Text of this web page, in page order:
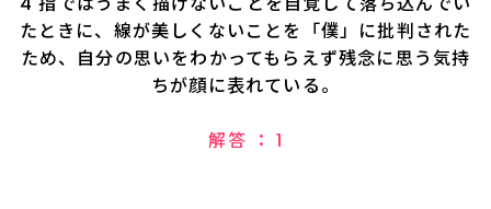
たときに、線が美しくないことを「僕」に批判された
ため、自分の思いをわかってもらえず残念に思う気持
ちが顔に表れている。
解答 ： 1